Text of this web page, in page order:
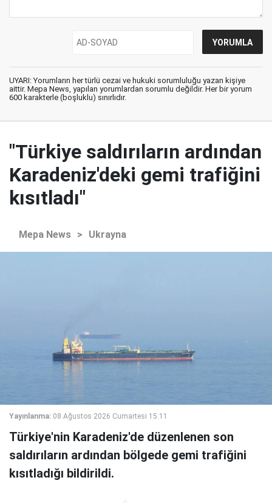
UYARI: Yorumların her türlü cezai ve hukuki sorumluluğu yazan kişiye
aittir. Mepa News, yapılan yorumlardan sorumlu değildir. Her bir yorum
600 karakterle (boşluklu) sınırlıdır.
"Türkiye saldırıların ardından
Karadeniz'deki gemi trafiğini
kısıtladı"
Mepa News > Ukrayna
Yayınlanma: 08 Ağustos 2026 Cumartesi 15:11
Türkiye'nin Karadeniz'de düzenlenen son
saldırıların ardından bölgede gemi trafiğini
kısıtladığı bildirildi.